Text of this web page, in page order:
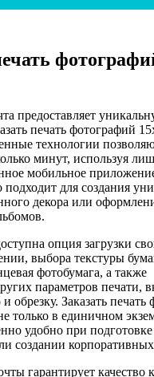
предоставляет
печать фотографий
технологии
минут, используя
мобильное
подходит для создания
декора или
опция загрузки
выбора текстуры
фотобумага, а также
параметров печати,
обрезку. Заказать печать
только в единичном
удобно при
создании
гарантирует качество